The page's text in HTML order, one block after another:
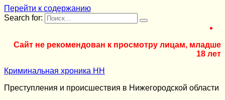
Перейти к содержанию
Search for:
Сайт не рекомендован к просмотру лицам, младше
18 лет
Криминальная хроника НН
Преступления и происшествия в Нижегородской области